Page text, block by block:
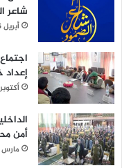
شاعر
أبريل 26, 2022
إعداد
أكتوبر 26, 2021
أمن
مارس 2, 2021